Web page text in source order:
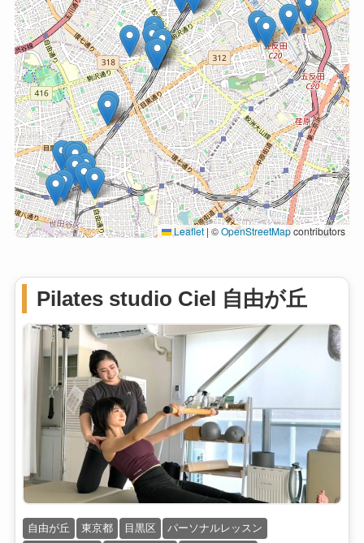
Leaflet | ©OpenStreetMapcontributors
Pilates studio Ciel 自由が丘
自由が丘 東京都 目黒区
パーソナルレッスン